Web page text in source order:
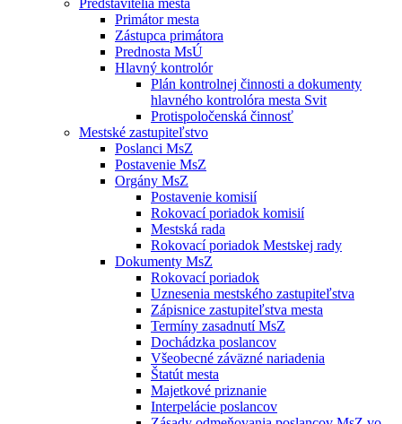
Predstavitelia mesta
Primátor mesta
Zástupca primátora
Prednosta MsÚ
Hlavný kontrolór
Plán kontrolnej činnosti a dokumenty
hlavného kontrolóra mesta Svit
Protispoločenská činnosť
Mestské zastupiteľstvo
Poslanci MsZ
Postavenie MsZ
Orgány MsZ
Postavenie komisií
Rokovací poriadok komisií
Mestská rada
Rokovací poriadok Mestskej rady
Dokumenty MsZ
Rokovací poriadok
Uznesenia mestského zastupiteľstva
Zápisnice zastupiteľstva mesta
Termíny zasadnutí MsZ
Dochádzka poslancov
Všeobecné záväzné nariadenia
Štatút mesta
Majetkové priznanie
Interpelácie poslancov